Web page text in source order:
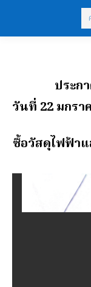
ประก
วันที่ 22 มกรา
ซื้อวัสดุไฟฟ้าแ